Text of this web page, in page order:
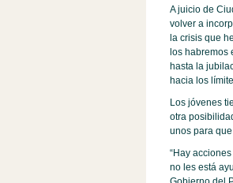
A juicio de
volver a
la crisis que
los habremos
hasta la
hacia los
Los jóvenes
otra
unos para
“Hay
no les está